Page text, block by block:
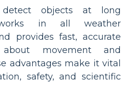
objects at long
works in all weather
provides fast, accurate
about movement and
advantages make it vital
safety, and scientific